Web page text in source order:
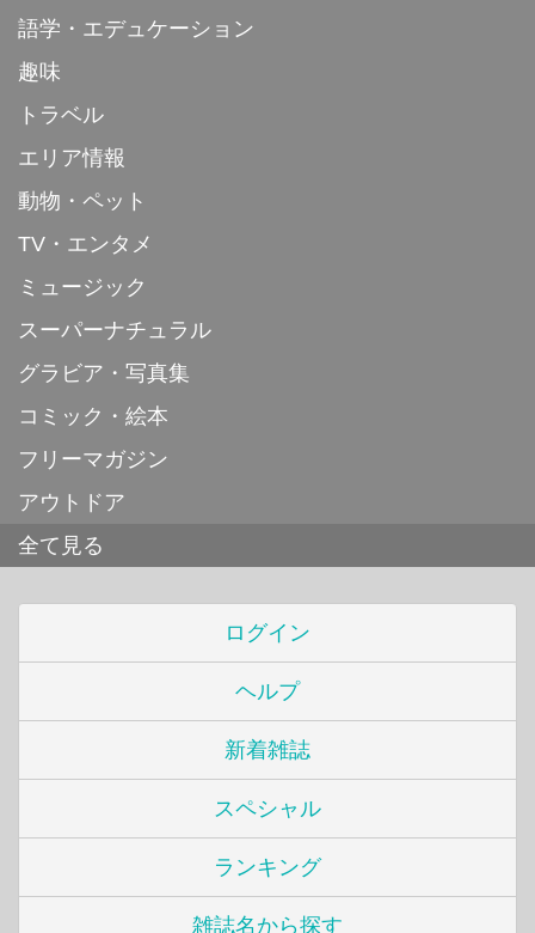
語学・エデュケーション
趣味
トラベル
エリア情報
動物・ペット
TV・エンタメ
ミュージック
スーパーナチュラル
グラビア・写真集
コミック・絵本
フリーマガジン
アウトドア
全て見る
ログイン
ヘルプ
新着雑誌
スペシャル
ランキング
雑誌名から探す